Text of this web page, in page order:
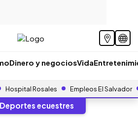
Dinero y negociosVida
Hospital Rosales Empleos El Salvador
Deportes ecuestres